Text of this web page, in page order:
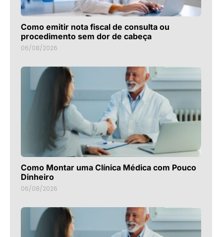
Como emitir nota fiscal de consulta ou
procedimento sem dor de cabeça
06/08/2026
Como Montar uma Clínica Médica com Pouco
Dinheiro
06/08/2026